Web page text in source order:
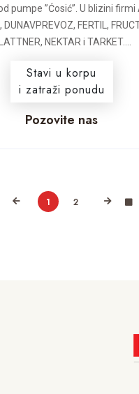
pumpe ”Ćosić”. U blizini firmi
DUNAVPREVOZ, FERTIL,
NEKTAR i TARKET....
Stavi u korpu
i zatraži ponudu
Pozovite nas
1 2